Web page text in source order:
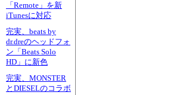
「Remote」を新
iTunesに対応
完実、beats by
dr.dreのヘッドフォ
ン「Beats Solo
HD」に新色
完実、MONSTER
とDIESELのコラボ